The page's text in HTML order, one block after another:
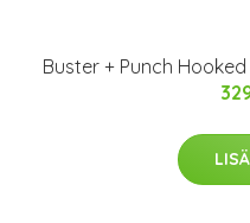
Buster + Punch